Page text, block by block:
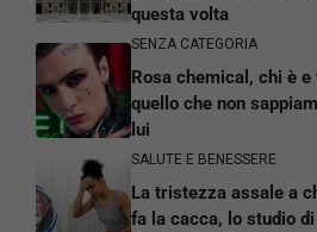
questa volta
SENZA CATEGORIA
Rosa chemical, chi è e
quello che non
lui
SALUTE E BENESSERE
La tristezza assale a
fa la cacca, lo studio di